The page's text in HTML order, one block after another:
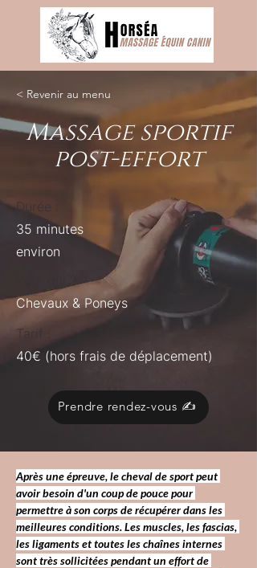
< Revenir au menu
Massage sportif
post-effort
Durée :
35 minutes
environ
Pour qui ?
Chevaux & Poneys
Tarif :
40€ (hors frais de déplacement)
Prendre rendez-vous ✍️
Après une épreuve, le cheval de sport peut
avoir besoin d'un coup de pouce pour
permettre à son corps de récupérer dans les
meilleures conditions. Les muscles, les fascias,
les ligaments et toutes les chaînes internes
sont très sollicitées pendant un effort de